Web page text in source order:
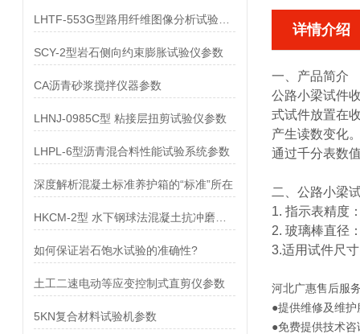
SCY-2型岩石侧向约束膨胀试验仪参数
CA沥青砂浆搅拌仪器参数
LHNJ-0985C型 粘接层扭剪试验仪参数
LHPL-6型沥青混合料性能试验系统参数
深度解析混凝土标准养护箱的“标准”所在
如何保证岩石饱水试验的准确性?
土工二速电动等应变控制式直剪仪参数
5KN复合材料试验机参数
详情介绍
一、产品简介
公路小梁试件
式试件放置在
产生读数变化
通过千分表数
二、 公路小梁
1. 指示表精度
2. 玻璃棒直径
3.适用试件尺
河北广惠售后服
●提供维修及维
●免费提供技术咨